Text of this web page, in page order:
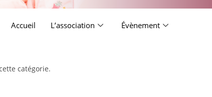
Accueil L’association Évènement
catégorie.